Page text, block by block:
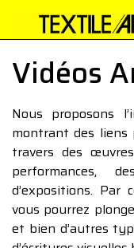
Vidéos
Nous proposons
montrant des
travers des
performances,
d’expositions. Par
vous pourrez
et bien d’autres